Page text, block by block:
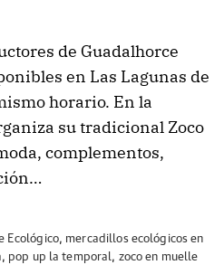
de Guadalhorce
en Las Lagunas de
horario. En la
su tradicional Zoco
complementos,
Ecológico, mercadillos ecológicos en
, pop up la temporal, zoco en muelle